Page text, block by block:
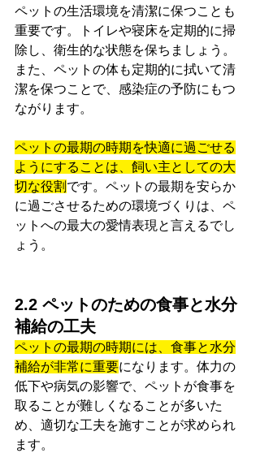
ペットの生活環境を清潔に保つことも
重要です。トイレや寝床を定期的に掃
除し、衛生的な状態を保ちましょう。
また、ペットの体も定期的に拭いて清
潔を保つことで、感染症の予防にもつ
ながります。
ペットの最期の時期を快適に過ごせる
ようにすることは、飼い主としての大
切な役割 です。ペットの最期を安らか
に過ごさせるための環境づくりは、ペ
ットへの最大の愛情表現と言えるでし
ょう。
2.2 ペットのための食事と水分
補給の工夫
ペットの最期の時期には、食事と水分
補給が非常に重要になります。体力の
低下や病気の影響で、ペットが食事を
取ることが難しくなることが多いた
め、適切な工夫を施すことが求められ
ます。